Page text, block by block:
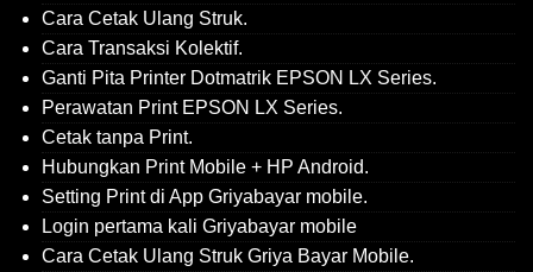
Cara Cetak Ulang Struk.
Cara Transaksi Kolektif.
Ganti Pita Printer Dotmatrik EPSON LX Series.
Perawatan Print EPSON LX Series.
Cetak tanpa Print.
Hubungkan Print Mobile + HP Android.
Setting Print di App Griyabayar mobile.
Login pertama kali Griyabayar mobile
Cara Cetak Ulang Struk Griya Bayar Mobile.